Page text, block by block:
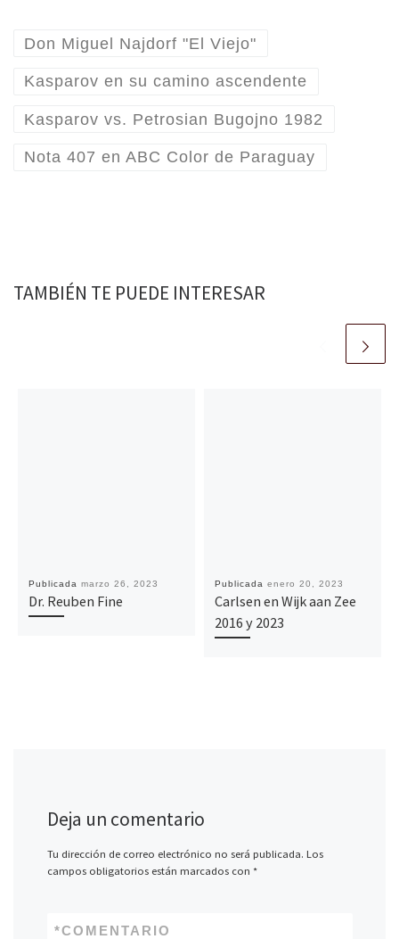
Don Miguel Najdorf "El Viejo"
Kasparov en su camino ascendente
Kasparov vs. Petrosian Bugojno 1982
Nota 407 en ABC Color de Paraguay
TAMBIÉN TE PUEDE INTERESAR
Publicada marzo 26, 2023
Dr. Reuben Fine
Publicada enero 20, 2023
Carlsen en Wijk aan Zee
2016 y 2023
Deja un comentario
Tu dirección de correo electrónico no será publicada. Los
campos obligatorios están marcados con *
COMENTARIO
*